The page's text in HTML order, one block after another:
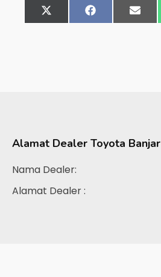
Share
on
X
(Twitter)
Share
on
FacebookShare
on
Email
Alamat Dealer Toyota Banjar
Nama Dealer:
Alamat Dealer :